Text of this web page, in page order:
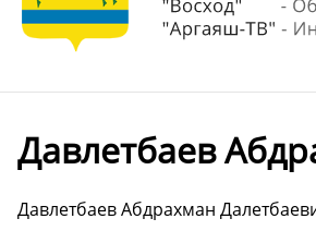
Давлетбаев
Давлетбаев Абдрахман